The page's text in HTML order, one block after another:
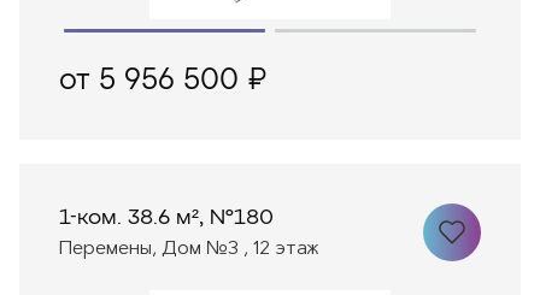
от 5 956 500 ₽
1-ком. 38.6 м², №180
Перемены, Дом №3 , 12 этаж